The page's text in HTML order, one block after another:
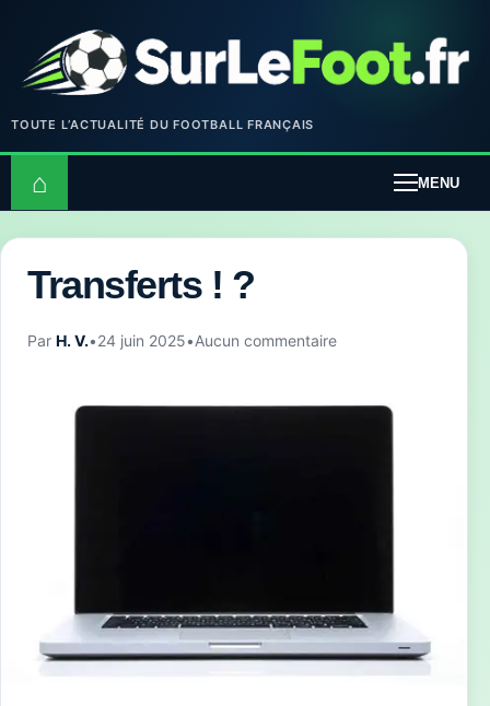
TOUTE L’ACTUALITÉ DU FOOTBALL FRANÇAIS
⌂ MENU
Transferts ! ?
Par H. V.•24 juin 2025•Aucun commentaire